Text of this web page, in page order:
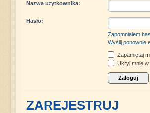
Nazwa użytkownika:
Hasło:
Zapomniałem
Wyślij ponownie
Zapamiętaj
Ukryj mnie w
ZAREJESTRUJ